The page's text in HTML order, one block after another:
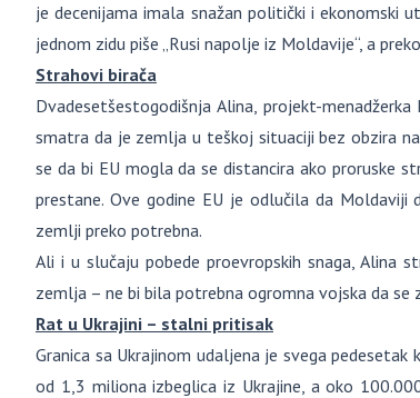
je decenijama imala snažan politički i ekonomski
jednom zidu piše „Rusi napolje iz Moldavije“, a
Strahovi birača
Dvadesetšestogodišnja Alina, projekt-
smatra da je zemlja u teškoj situaciji bez obzira na
se da bi EU mogla da se distancira ako proruske
prestane. Ove godine EU je odlučila da
zemlji preko potrebna.
Ali i u slučaju pobede proevropskih snaga, Alina
zemlja – ne bi bila potrebna ogromna vojska da se
Rat u Ukrajini – stalni pritisak
Granica sa Ukrajinom udaljena je svega
od 1,3 miliona izbeglica iz Ukrajine, a oko